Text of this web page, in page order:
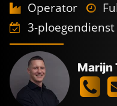
Operator
3-ploegendienst
Marijn